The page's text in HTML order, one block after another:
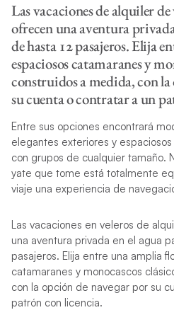
Las vacaciones de alquiler
ofrecen una aventura
de hasta 12 pasajeros. Elija
espaciosos catamaranes y
construidos a medida, con
su cuenta o contratar a un
Entre sus opciones encontrará
elegantes exteriores y
con grupos de cualquier tamaño.
yate que tome está totalmente
viaje una experiencia de
Las vacaciones en veleros de
una aventura privada en el agua
pasajeros. Elija entre una amplia
catamaranes y monocascos
con la opción de navegar por su
patrón con licencia.